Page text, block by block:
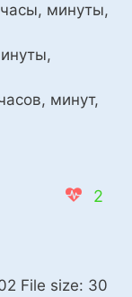
минуты,
минут,
2
File size: 30